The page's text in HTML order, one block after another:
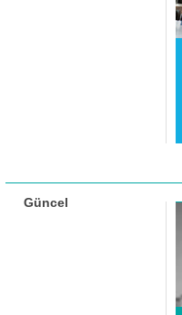
Güncel